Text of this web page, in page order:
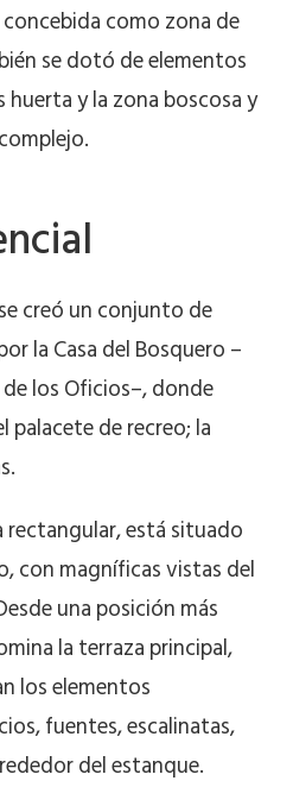
como zona de
se dotó de elementos
y la zona boscosa y
creó un conjunto de
la Casa del Bosquero –
los Oficios–, donde
palacete de recreo; la
rectangular, está situado
con magníficas vistas del
una posición más
la terraza principal,
los elementos
fuentes, escalinatas,
del estanque.